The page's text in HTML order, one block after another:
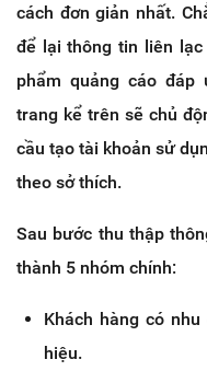
cách đơn giản nhất.
để lại thông tin liên
phẩm quảng cáo đáp
trang kể trên sẽ chủ
cầu tạo tài khoản sử
theo sở thích.
Sau bước thu thập
thành 5 nhóm chính:
Khách hàng có
hiệu.